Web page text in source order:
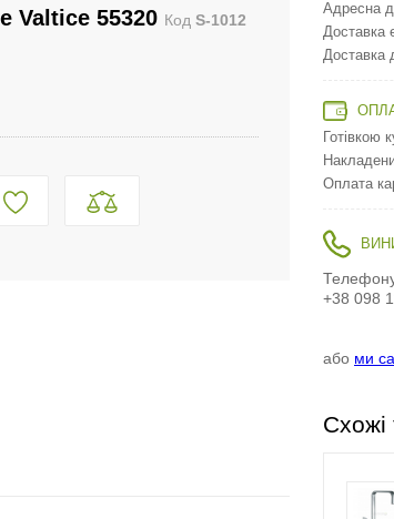
Valtice 55320 Код S-1012
Адресна
Доставка
Доставка
Готівкою
Оплата
+38 098
або ми
Схожі